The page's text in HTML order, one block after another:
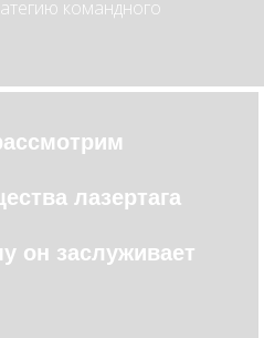
командного
лазертага
он заслуживает